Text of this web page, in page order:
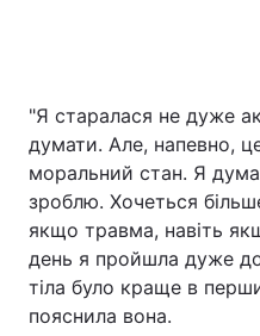
"Я старалася не дуже
думати. Але, напевно,
моральний стан. Я
зроблю. Хочеться
якщо травма, навіть
день я пройшла дуже
тіла було краще в
пояснила вона.